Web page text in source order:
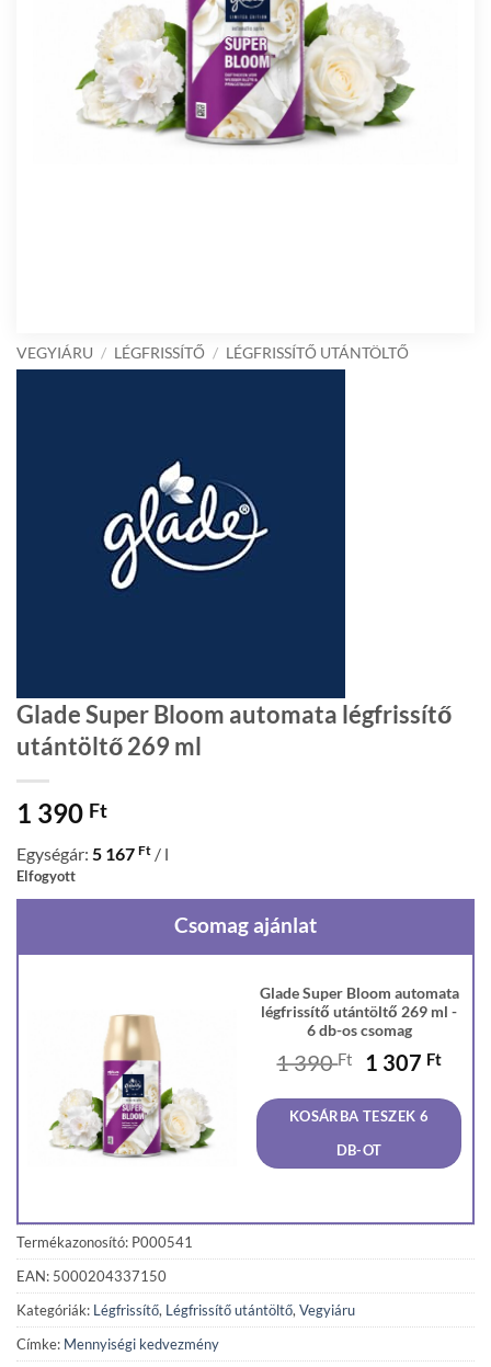
VEGYIÁRU / LÉGFRISSÍTŐ / LÉGFRISSÍTŐ UTÁNTÖLTŐ
Glade Super Bloom automata légfrissítő
utántöltő 269 ml
1 390 Ft
Egységár: 5 167 Ft / l
Elfogyott
Csomag ajánlat
Glade Super Bloom automata
légfrissítő utántöltő 269 ml -
6 db-os csomag
1 390Ft
Original
was:
1
390 Ft.
1 307 Ft
is:
307
KOSÁRBA TESZEK 6
DB-OT
Termékazonosító: P000541
EAN: 5000204337150
Kategóriák: Légfrissítő, Légfrissítő utántöltő, Vegyiáru
Címke: Mennyiségi kedvezmény